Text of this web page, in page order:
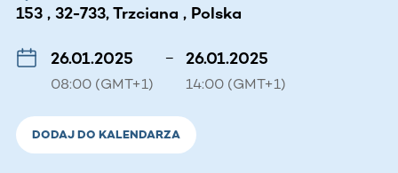
153 , 32-733, Trzciana , Polska
26.01.2025
08:00 (GMT+1)
– 26.01.2025
14:00 (GMT+1)
DODAJ DO KALENDARZA